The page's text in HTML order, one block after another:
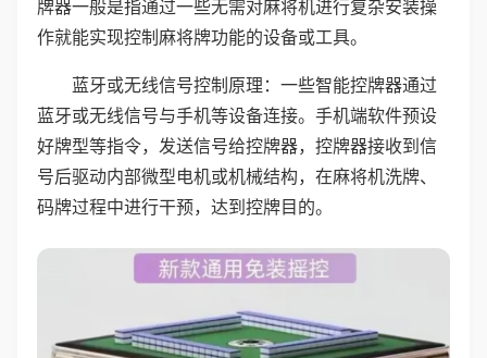
牌器一般是指通过一些无需对麻将机进行复杂安装操
作就能实现控制麻将牌功能的设备或工具。
蓝牙或无线信号控制原理：一些智能控牌器通过
蓝牙或无线信号与手机等设备连接。手机端软件预设
好牌型等指令，发送信号给控牌器，控牌器接收到信
号后驱动内部微型电机或机械结构，在麻将机洗牌、
码牌过程中进行干预，达到控牌目的。